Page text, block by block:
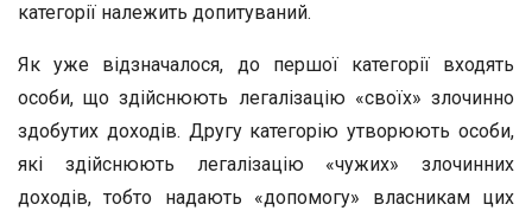
категорії належить допитуваний.
Як уже відзначалося, до першої категорії входять
особи, що здійснюють легалізацію «своїх» злочинно
здобутих доходів. Другу категорію утворюють особи,
які здійснюють легалізацію «чужих» злочинних
доходів, тобто надають «допомогу» власникам цих